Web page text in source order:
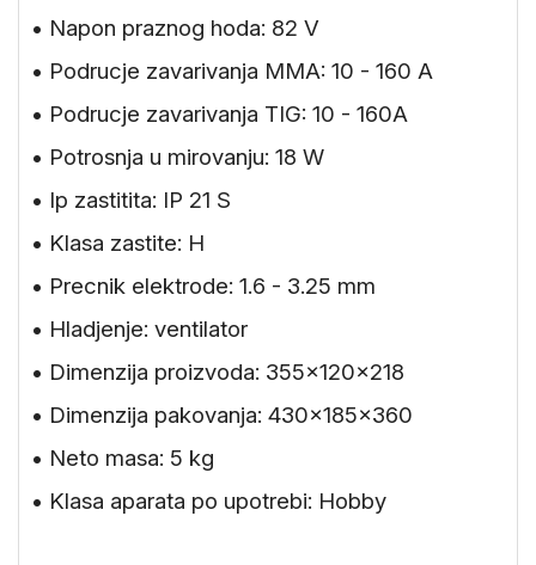
• Napon praznog hoda: 82 V
• Podrucje zavarivanja MMA: 10 - 160 A
• Podrucje zavarivanja TIG: 10 - 160A
• Potrosnja u mirovanju: 18 W
• Ip zastitita: IP 21 S
• Klasa zastite: H
• Precnik elektrode: 1.6 - 3.25 mm
• Hladjenje: ventilator
• Dimenzija proizvoda: 355x120x218
• Dimenzija pakovanja: 430x185x360
• Neto masa: 5 kg
• Klasa aparata po upotrebi: Hobby